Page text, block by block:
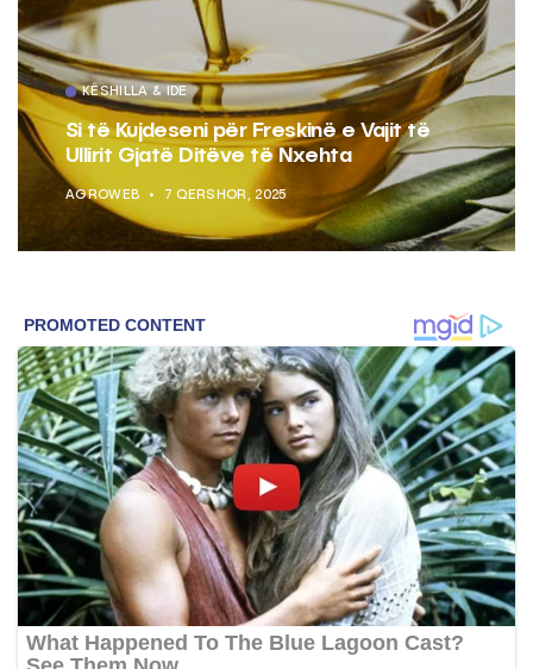
KËSHILLA & IDE
Si të Kujdeseni për Freskinë e Vajit të
Ullirit Gjatë Ditëve të Nxehta
AGROWEB 7 QERSHOR, 2025